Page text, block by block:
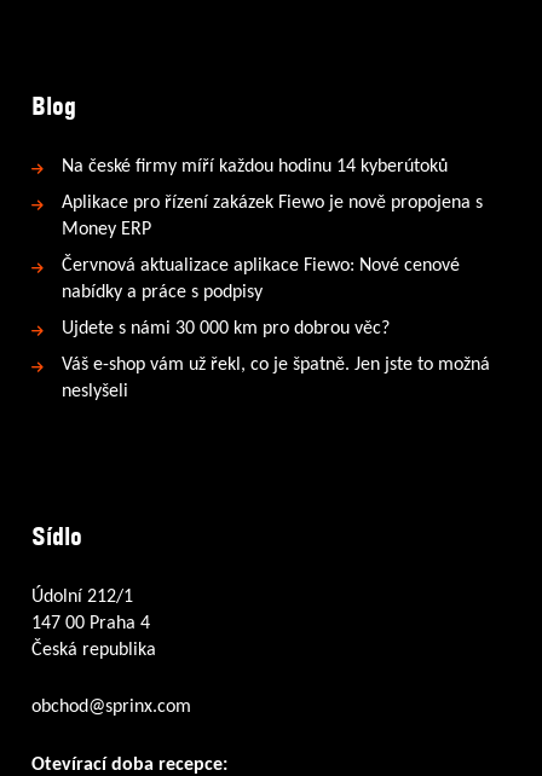
Blog
Na české firmy míří každou hodinu 14 kyberútoků
Aplikace pro řízení zakázek Fiewo je nově propojena s
Money ERP
Červnová aktualizace aplikace Fiewo: Nové cenové
nabídky a práce s podpisy
Ujdete s námi 30 000 km pro dobrou věc?
Váš e-shop vám už řekl, co je špatně. Jen jste to možná
neslyšeli
Sídlo
Údolní 212/1
147 00 Praha 4
Česká republika
obchod@sprinx.com
Otevírací doba recepce: